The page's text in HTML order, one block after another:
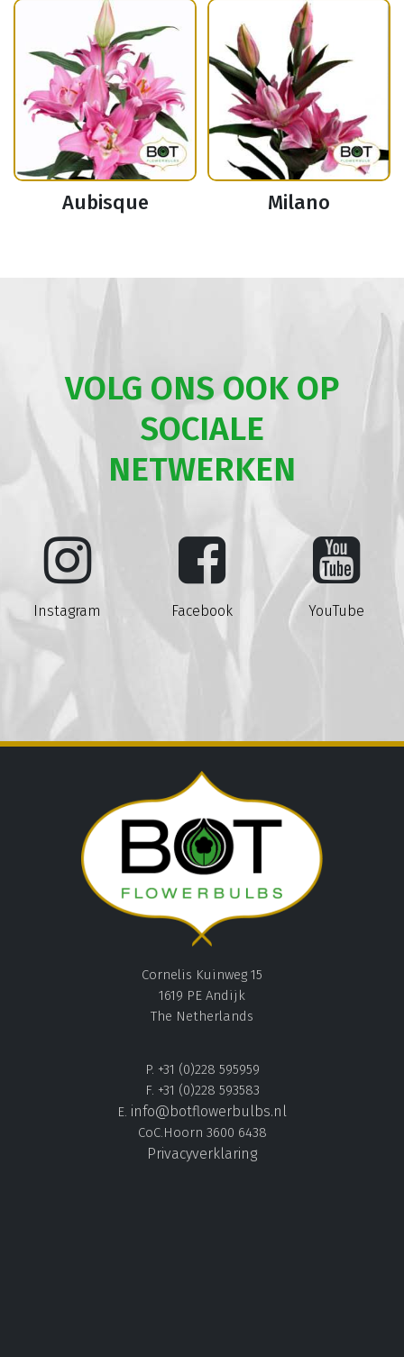
Aubisque Milano
VOLG ONS OOK OP
SOCIALE
NETWERKEN
Instagram Facebook YouTube
Cornelis Kuinweg 15
1619 PE Andijk
The Netherlands
P. +31 (0)228 595959
F. +31 (0)228 593583
E. info@botflowerbulbs.nl
CoC.Hoorn 3600 6438
Privacyverklaring